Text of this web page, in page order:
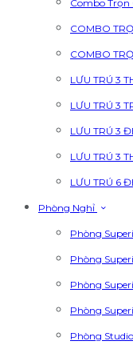
Combo Trọn
COMBO
COMBO
LƯU TRÚ 3
LƯU TRÚ 3
LƯU TRÚ 3
LƯU TRÚ 3
LƯU TRÚ 6
Phòng Nghỉ
Phòng
Phòng
Phòng
Phòng
Phòng